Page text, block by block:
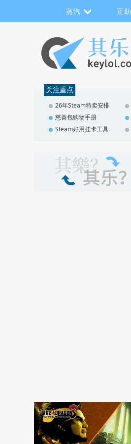
蒸汽 互助
关注重点
26年Steam特卖安排
慈善包购物手册
Steam好用挂卡工具